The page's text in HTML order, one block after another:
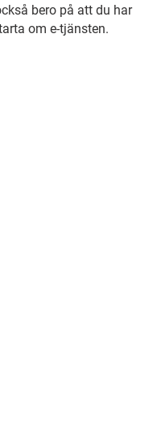
bero på att du har
om e-tjänsten.